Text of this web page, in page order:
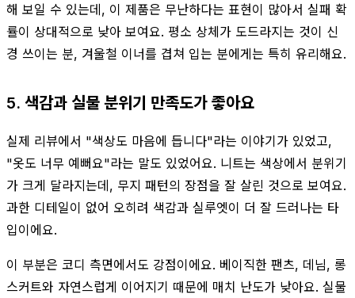
해 보일 수 있는데, 이 제품은 무난하다는 표현이 많아서 실패 확
률이 상대적으로 낮아 보여요. 평소 상체가 도드라지는 것이 신
경 쓰이는 분, 겨울철 이너를 겹쳐 입는 분에게는 특히 유리해요.
5. 색감과 실물 분위기 만족도가 좋아요
실제 리뷰에서 "색상도 마음에 듭니다"라는 이야기가 있었고,
"옷도 너무 예뻐요"라는 말도 있었어요. 니트는 색상에서 분위기
가 크게 달라지는데, 무지 패턴의 장점을 잘 살린 것으로 보여요.
과한 디테일이 없어 오히려 색감과 실루엣이 더 잘 드러나는 타
입이에요.
이 부분은 코디 측면에서도 강점이에요. 베이직한 팬츠, 데님, 롱
스커트와 자연스럽게 이어지기 때문에 매치 난도가 낮아요. 실물